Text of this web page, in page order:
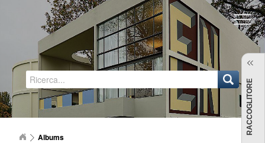
Regione Emilia-Romagna
Albums
RACCOGLITORE